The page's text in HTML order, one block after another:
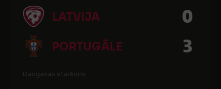
LATVIJA 0
PORTUGĀLE 3
Daugavas stadions